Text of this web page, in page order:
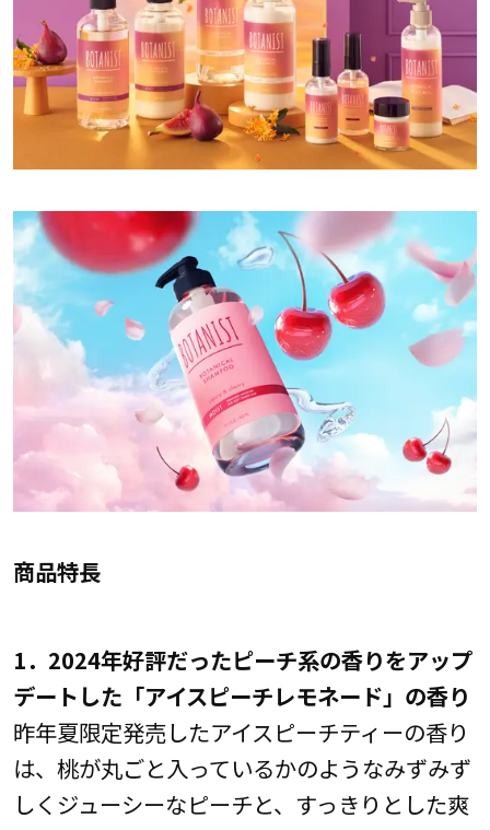
商品特長
1．2024年好評だったピーチ系の香りをアップ
デートした「アイスピーチレモネード」の香り
昨年夏限定発売したアイスピーチティーの香り
は、桃が丸ごと入っているかのようなみずみず
しくジューシーなピーチと、すっきりとした爽